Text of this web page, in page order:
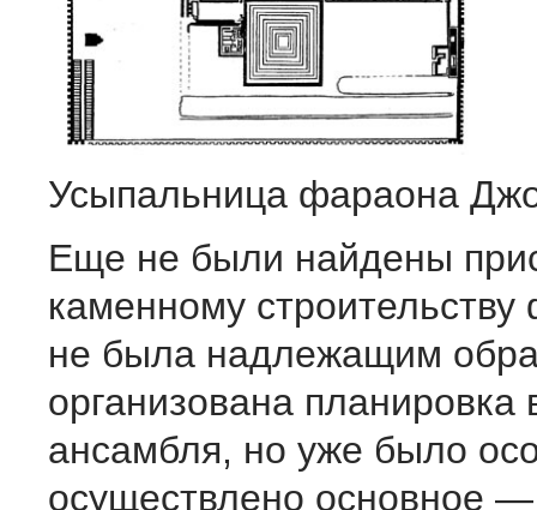
Усыпальница фараона
Еще не были найдены
каменному
не была надлежащим
организована планировка
ансамбля, но уже было
осуществлено основное